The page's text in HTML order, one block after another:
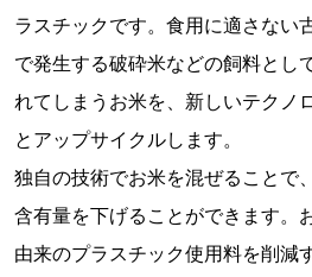
ラスチックです。食用に適さない
で発生する破砕米などの飼料とし
れてしまうお米を、新しいテクノ
とアップサイクルします。
独自の技術でお米を混ぜることで
含有量を下げることができます。
由来のプラスチック使用料を削減